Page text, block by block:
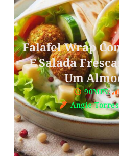
Falafel Wrap
E Salada
Um
90MIN.
Angie Torres